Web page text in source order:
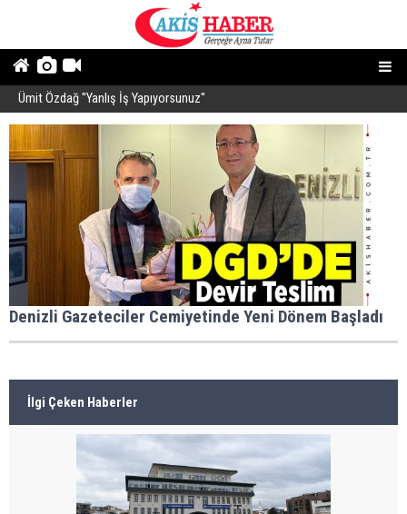
Ümit Özdağ ''Yanlış İş Yapıyorsunuz''
Denizli Gazeteciler Cemiyetinde Yeni Dönem Başladı
İlgi Çeken Haberler